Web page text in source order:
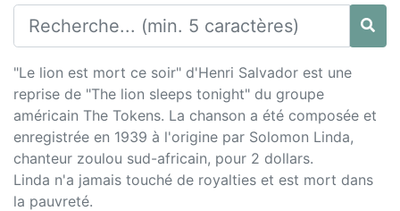
"Le lion est mort ce soir" d'Henri Salvador est une
reprise de "The lion sleeps tonight" du groupe
américain The Tokens. La chanson a été composée et
enregistrée en 1939 à l'origine par Solomon Linda,
chanteur zoulou sud-africain, pour 2 dollars.
Linda n'a jamais touché de royalties et est mort dans
la pauvreté.